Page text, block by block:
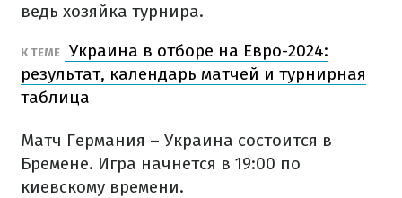
ведь хозяйка турнира.
К ТЕМЕ
Украина в отборе на Евро-2024:
результат, календарь матчей и турнирная
таблица
Матч Германия – Украина состоится в
Бремене. Игра начнется в 19:00 по
киевскому времени.